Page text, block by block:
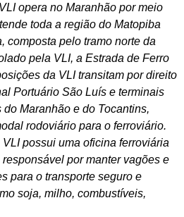
opera no Maranhão por meio
toda a região do Matopiba
composta pelo tramo norte da
pela VLI, a Estrada de Ferro
da VLI transitam por direito
Portuário São Luís e terminais
Maranhão e do Tocantins,
rodoviário para o ferroviário.
possui uma oficina ferroviária
por manter vagões e
para o transporte seguro e
soja, milho, combustíveis,